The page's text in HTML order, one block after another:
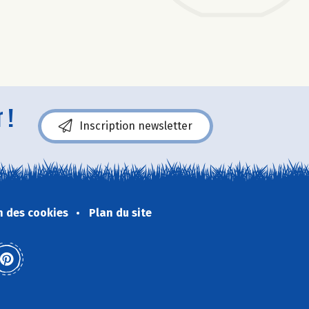
! Inscription newsletter
des cookies Plan du site